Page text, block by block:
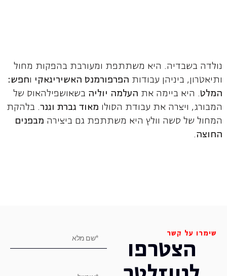
נולדה בשבדיה. היא משתתפת ומעורבת בהפקות מחול
ותיאטרון, ביניהן עבודות הפרפורמנס האשיריגאקי וחפש:
המלט. היא ביימה את העלמה יוליה בשאושפילהאוס של
המבורג, ויצרה את עבודת הסולו מאוד גברת וגנר. בלהקת
המחול של סשה וולץ היא משתתפת גם ביצירה מבפנים
החוצה.
שימרו על קשר
הצטרפו